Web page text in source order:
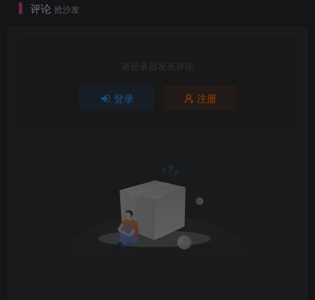
评论 抢沙发
请登录后发表评论
登录 注册